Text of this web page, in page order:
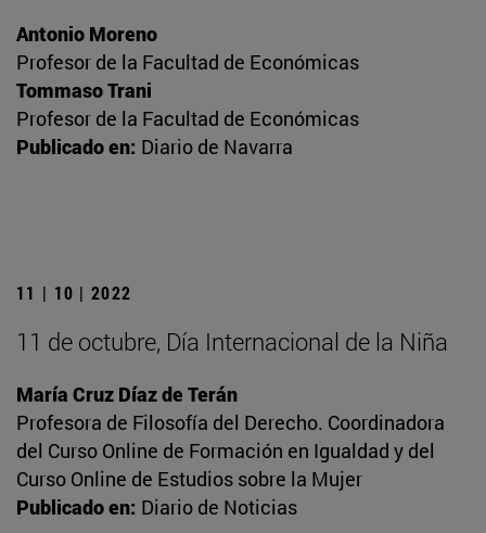
Antonio Moreno
Profesor de la Facultad de Económicas
Tommaso Trani
Profesor de la Facultad de Económicas
Publicado en: Diario de Navarra
11 | 10 | 2022
11 de octubre, Día Internacional de la Niña
María Cruz Díaz de Terán
Profesora de Filosofía del Derecho. Coordinadora
del Curso Online de Formación en Igualdad y del
Curso Online de Estudios sobre la Mujer
Publicado en: Diario de Noticias